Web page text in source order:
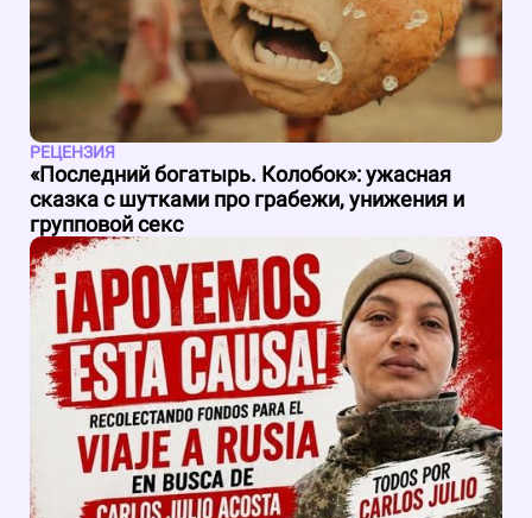
РЕЦЕНЗИЯ
«Последний богатырь. Колобок»: ужасная
сказка с шутками про грабежи, унижения и
групповой секс